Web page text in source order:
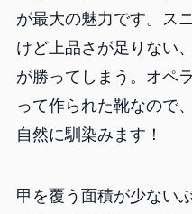
が最大の魅力です。ス
けど上品さが足りない
が勝ってしまう。オペ
って作られた靴なので
自然に馴染みます！
甲を覆う面積が少ない